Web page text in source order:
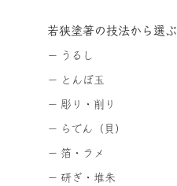
若狭塗箸の技法から選ぶ
うるし
とんぼ玉
彫り・削り
らでん（貝）
箔・ラメ
研ぎ・堆朱